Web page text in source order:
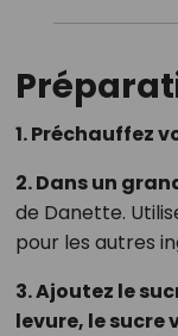
1. Préchauffez
2. Dans un
de Danette.
pour les autres
3. Ajoutez le
levure, le sucre